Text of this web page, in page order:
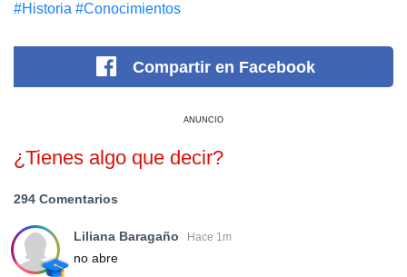
#Historia #Conocimientos
Compartir en Facebook
ANUNCIO
¿Tienes algo que decir?
294 Comentarios
Liliana Baragaño Hace 1m
no abre